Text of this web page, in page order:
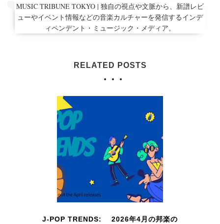
MUSIC TRIBUNE TOKYO | 独自の視点や文脈から、新譜レビ
ューやイベント情報などの音楽カルチャーを発信するインデ
ィペンデント・ミュージック・メディア。
RELATED POSTS
J-POP TRENDS: 2026年4月の邦楽の